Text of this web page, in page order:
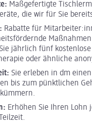
Maßgefertigte
die wir für Sie
Rabatte für
jährlich fünf
oder ähnliche
Sie erleben in dm
bis zum pünktlichen
Erhöhen Sie Ihren Lohn